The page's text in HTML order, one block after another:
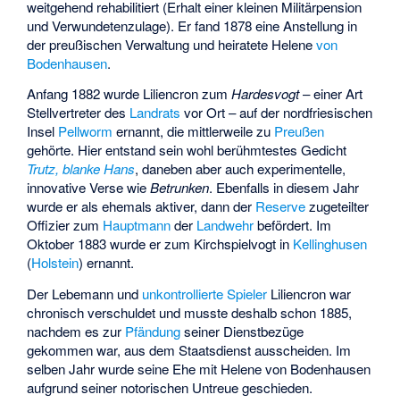
weitgehend rehabilitiert (Erhalt einer kleinen Militärpension
und Verwundetenzulage). Er fand 1878 eine Anstellung in
der preußischen Verwaltung und heiratete Helenevon
Bodenhausen.
Anfang 1882 wurde Liliencron zumHardesvogt– einer Art
Stellvertreter des Landrats vor Ort – auf der nordfriesischen
Insel Pellworm ernannt, die mittlerweile zu Preußen
gehörte. Hier entstand sein wohl berühmtestes Gedicht
Trutz, blanke Hans, daneben aber auch experimentelle,
innovative Verse wieBetrunken. Ebenfalls in diesem Jahr
wurde er als ehemals aktiver, dann der Reservezugeteilter
Offizier zum Hauptmannder Landwehrbefördert. Im
Oktober 1883 wurde er zum Kirchspielvogt in Kellinghusen
(Holstein) ernannt.
Der Lebemann und unkontrollierte Spieler Liliencron war
chronisch verschuldet und musste deshalb schon 1885,
nachdem es zur Pfändungseiner Dienstbezüge
gekommen war, aus dem Staatsdienst ausscheiden. Im
selben Jahr wurde seine Ehe mit Helene von Bodenhausen
aufgrund seiner notorischen Untreue geschieden.